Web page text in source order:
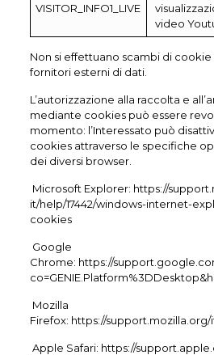
VISITOR_INFO1_LIVE
video
Non si effettuano scambi di cookie
fornitori esterni di dati.
L’autorizzazione alla raccolta e
mediante cookies può essere
momento: l’Interessato può
cookies attraverso le specifiche
dei diversi browser.
Microsoft Explorer: https://
it/help/17442/windows-internet-
cookies
Google
Chrome: https://
Mozilla
Firefox: https://
Apple Safari: https://